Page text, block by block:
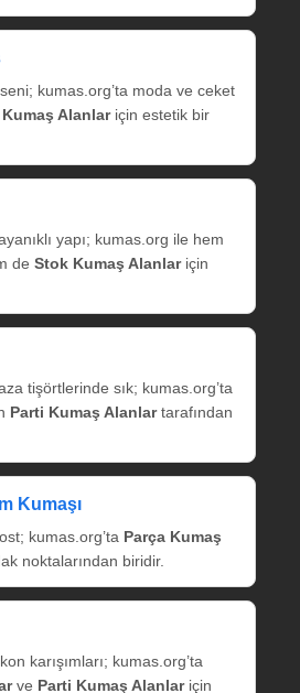
kumas.org’ta moda ve ceket
Alanlariçin estetik bir
yapı; kumas.org ile hem
de Stok Kumaş Alanlariçin
tişörtlerinde sık; kumas.org’ta
Parti Kumaş Alanlartarafından
Kumaşı
kumas.org’ta Parça Kumaş
noktalarından biridir.
karışımları; kumas.org’ta
ve Parti Kumaş Alanlariçin